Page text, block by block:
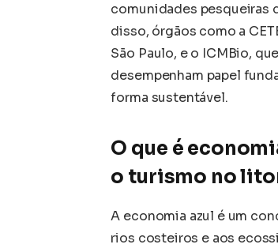
comunidades pesqueiras
disso, órgãos como a
São Paulo, e o ICMBio,
desempenham papel
forma sustentável.
O que é
o turismo no
A economia azul é um
rios costeiros e aos